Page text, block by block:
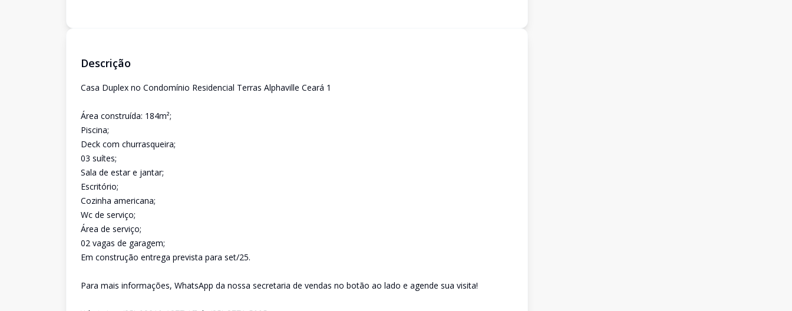
Descrição
Casa Duplex no Condomínio Residencial Terras Alphaville Ceará 1
Área construída: 184m²;
Piscina;
Deck com churrasqueira;
03 suítes;
Sala de estar e jantar;
Escritório;
Cozinha americana;
Wc de serviço;
Área de serviço;
02 vagas de garagem;
Em construção entrega prevista para set/25.
Para mais informações, WhatsApp da nossa secretaria de vendas no botão ao lado e agende sua visita!